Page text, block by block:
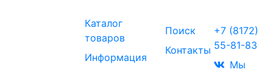
Каталог
товаров
Информация
Поиск
Контакты
+7 (8172)
55-81-83
Мы